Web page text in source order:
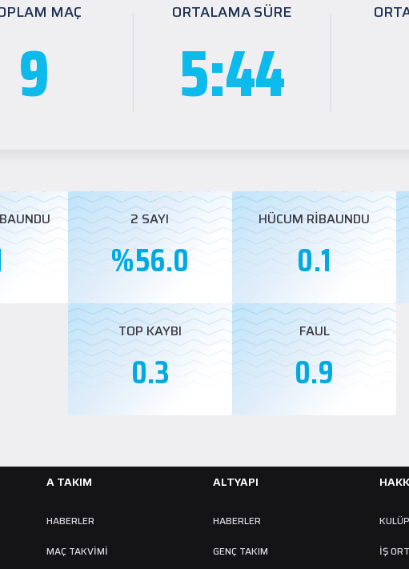
MAÇ
9
ORTALAMA SÜRE
5:44
2 SAYI
%56.0
HÜCUM RİBAUNDU
0.1
TOP KAYBI
0.3
FAUL
0.9
A TAKIM
HABERLER
MAÇ TAKVIMI
ALTYAPI
HABERLER
GENÇ TAKIM
İŞ